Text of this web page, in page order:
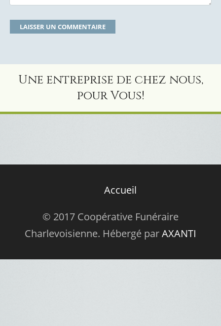
Une entreprise de chez nous,
pour Vous!
Accueil
© 2017 Coopérative Funéraire
Charlevoisienne. Hébergé parAXANTI